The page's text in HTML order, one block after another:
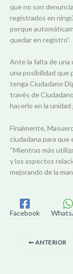
que no son
registrados en
porque
quedar en registro”.
Ante la falta de una
una posibilidad que
tenga Ciudadano
través de
hacerlo en la unidad
Finalmente,
ciudadana para
“Mientras más
y los aspectos
mejorando de la
Facebook
ANTERIOR